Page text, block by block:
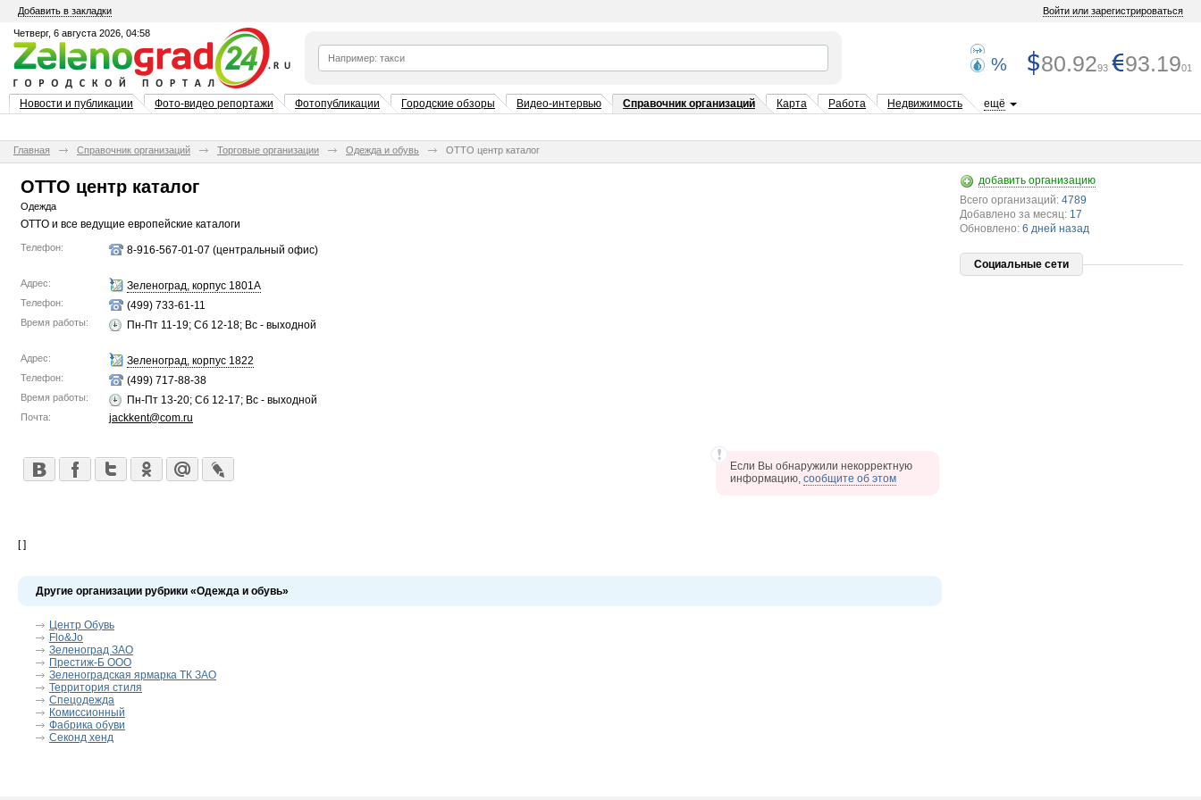
Добавить в закладки Войти или зарегистрироваться
Четверг, 6 августа 2026, 04:58
% 80.9293 93.1901
Новости и публикации Фото-видео репортажи Фотопубликации Городские обзоры Видео-интервью Справочник организаций Карта Работа Недвижимость ещё
Главная Справочник организаций Торговые организации Одежда и обувь OTTO центр каталог
OTTO центр каталог
Одежда
OTTO и все ведущие европейские каталоги
Телефон: 8-916-567-01-07 (центральный офис)
Адрес: Зеленоград, корпус 1801А
Телефон: (499) 733-61-11
Время работы: Пн-Пт 11-19; Сб 12-18; Вс - выходной
Адрес: Зеленоград, корпус 1822
Телефон: (499) 717-88-38
Время работы: Пн-Пт 13-20; Сб 12-17; Вс - выходной
Почта: jackkent@com.ru
Если Вы обнаружили некорректную
информацию, сообщите об этом
[ ]
Другие организации рубрики «Одежда и обувь»
Центр Обувь
Flo&Jo
Зеленоград ЗАО
Престиж-Б ООО
Зеленоградская ярмарка ТК ЗАО
Территория стиля
Спецодежда
Комиссионный
Фабрика обуви
Секонд хенд
добавить организацию
Всего организаций: 4789
Добавлено за месяц: 17
Обновлено: 6 дней назад
Социальные сети